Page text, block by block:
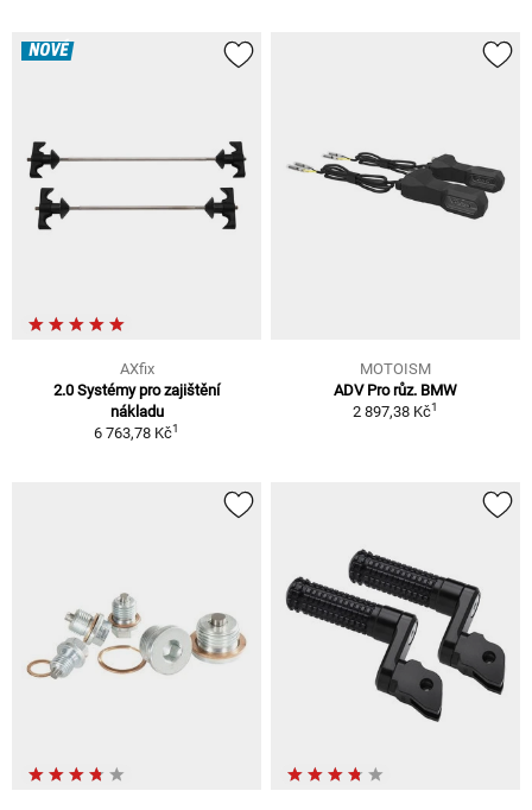
NOVÉ
AXfix
2.0 Systémy pro zajištění
nákladu
6 763,78 Kč1
MOTOISM
ADV Pro růz. BMW
2 897,38 Kč1